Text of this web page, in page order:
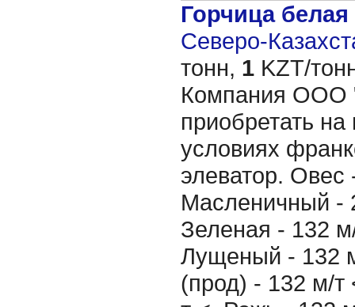
Горчица белая
Северо-
тонн, 1 KZT/
Компания ООО
приобретать
условиях
элеватор.
Масленичный -
Зеленая - 132
Лущеный - 132
(прод) - 132 м/т